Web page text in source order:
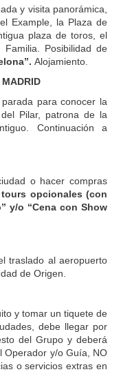
y visita panorámica,
Example, la Plaza de
plaza de toros, el
Posibilidad de
Alojamiento.
para conocer la
Pilar, patrona de la
Continuación a
o hacer compras
opcionales (con
y/o “Cena con Show
traslado al aeropuerto
de Origen.
y tomar un tiquete de
debe llegar por
del Grupo y deberá
Operador y/o Guía, NO
o servicios extras en